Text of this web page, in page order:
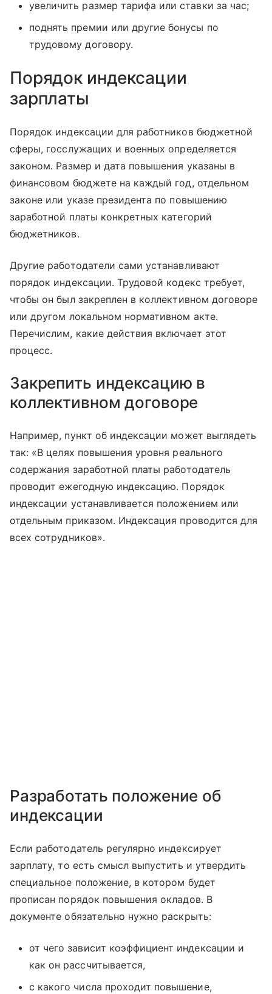
увеличить размер тарифа или ставки за час;
поднять премии или другие бонусы по
трудовому договору.
Порядок индексации
зарплаты
Порядок индексации для работников бюджетной
сферы, госслужащих и военных определяется
законом. Размер и дата повышения указаны в
финансовом бюджете на каждый год, отдельном
законе или указе президента по повышению
заработной платы конкретных категорий
бюджетников.
Другие работодатели сами устанавливают
порядок индексации. Трудовой кодекс требует,
чтобы он был закреплен в коллективном договоре
или другом локальном нормативном акте.
Перечислим, какие действия включает этот
процесс.
Закрепить индексацию в
коллективном договоре
Например, пункт об индексации может выглядеть
так: «В целях повышения уровня реального
содержания заработной платы работодатель
проводит ежегодную индексацию. Порядок
индексации устанавливается положением или
отдельным приказом. Индексация проводится для
всех сотрудников».
Разработать положение об
индексации
Если работодатель регулярно индексирует
зарплату, то есть смысл выпустить и утвердить
специальное положение, в котором будет
прописан порядок повышения окладов. В
документе обязательно нужно раскрыть:
от чего зависит коэффициент индексации и
как он рассчитывается,
с какого числа проходит повышение,